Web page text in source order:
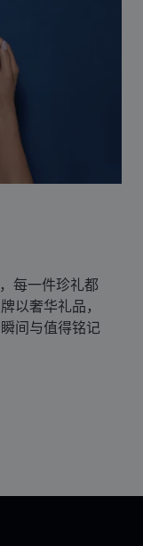
每一件珍礼都
以奢华礼品，
间与值得铭记